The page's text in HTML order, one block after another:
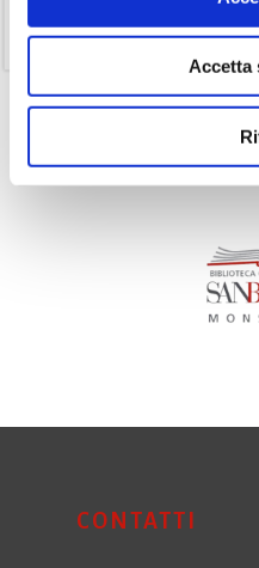
Accetta
Volumi(11)
CONTATTI